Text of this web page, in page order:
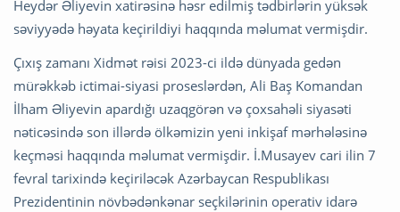
Heydər Əliyevin xatirəsinə həsr edilmiş tədbirlərin yüksək
səviyyədə həyata keçirildiyi haqqında məlumat vermişdir.
Çıxış zamanı Xidmət rəisi 2023-ci ildə dünyada gedən
mürəkkəb ictimai-siyasi proseslərdən, Ali Baş Komandan
İlham Əliyevin apardığı uzaqgörən və çoxsahəli siyasəti
nəticəsində son illərdə ölkəmizin yeni inkişaf mərhələsinə
keçməsi haqqında məlumat vermişdir. İ.Musayev cari ilin 7
fevral tarixində keçiriləcək Azərbaycan Respublikası
Prezidentinin növbədənkənar seçkilərinin operativ idarə